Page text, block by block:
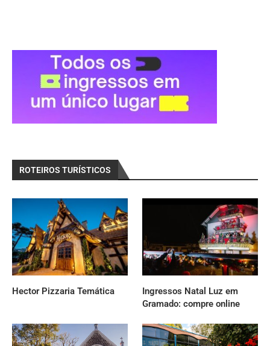
ROTEIROS TURÍSTICOS
Hector Pizzaria Temática
Ingressos Natal Luz em
Gramado: compre online